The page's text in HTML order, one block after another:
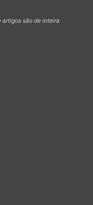
são de inteira